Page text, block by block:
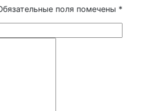
поля помечены *